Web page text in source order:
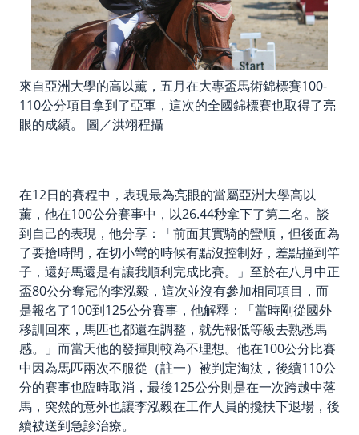
來自亞洲大學的高以薰，五月在大專盃馬術錦標賽100-
110公分項目拿到了亞軍，這次的全國錦標賽也取得了亮
眼的成績。 圖／洪翊程攝
在12日的賽程中，表現最為亮眼的當屬亞洲大學高以
薰，他在100公分賽事中，以26.44秒拿下了第二名。談
到自己的表現，他分享：「前面其實騎的蠻順，但後面為
了要搶時間，在切小彎的時候有點沒控制好，差點撞到竿
子，還好馬還是有讓我順利完成比賽。」至於在八月中正
盃80公分奪冠的李泓毅，這次並沒有參加相同項目，而
是報名了100到125公分賽事，他解釋：「當時剛從國外
移訓回來，馬匹也都還在調整，就先報低等級去熟悉馬
感。」而當天他的發揮則較為不理想。他在100公分比賽
中因為馬匹兩次不服從（註一）被判定淘汰，後續110公
分的賽事也臨時取消，最後125公分則是在一次跨越中落
馬，突然的意外也讓李泓毅在工作人員的攙扶下退場，後
續被送到急診治療。